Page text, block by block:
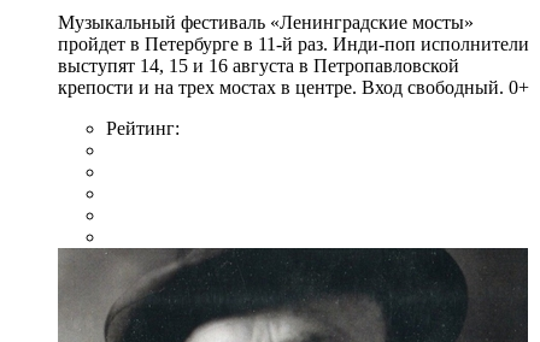
Музыкальный фестиваль «Ленинградские мосты»
пройдет в Петербурге в 11-й раз. Инди-поп исполнители
выступят 14, 15 и 16 августа в Петропавловской
крепости и на трех мостах в центре. Вход свободный. 0+
Рейтинг: